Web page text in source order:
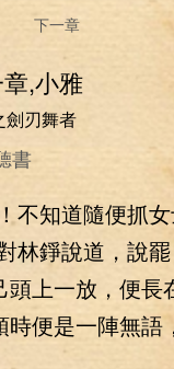
下一章
,小雅
刃舞者
書
知道隨便抓女
林錚說道，說
上一放，便長
便是一陣無語